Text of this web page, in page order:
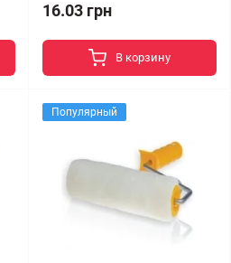
16.03 грн
В корзину
Популярный